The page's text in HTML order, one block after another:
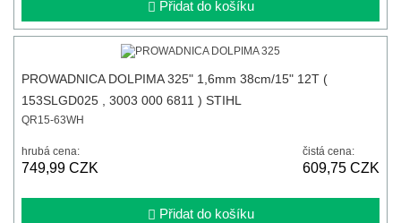
Přidat do košíku
PROWADNICA DOLPIMA 325" 1,6mm 38cm/15" 12T (
153SLGD025 , 3003 000 6811 ) STIHL
QR15-63WH
hrubá cena:
749,99 CZK
čistá cena:
609,75 CZK
Přidat do košíku